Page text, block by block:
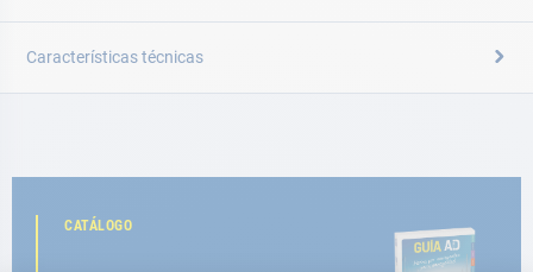
Características técnicas
CATÁLOGO